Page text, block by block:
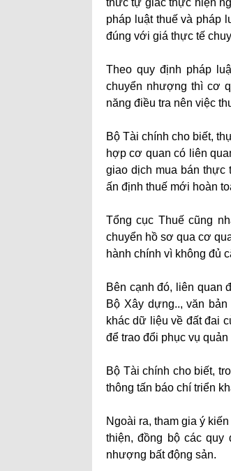
thức tự giác thực hiện
pháp luật thuế và pháp
đúng với giá thực tế
Theo quy định pháp
chuyển nhượng thì cơ
năng điều tra nên việc
Bộ Tài chính cho biết,
hợp cơ quan có liên
giao dịch mua bán thực
ấn định thuế mới hoàn
Tổng cục Thuế cũng
chuyển hồ sơ qua cơ
hành chính vì không đủ
Bên cạnh đó, liên quan
Bộ Xây dựng.., văn
khác dữ liệu về đất đai
để trao đổi phục vụ
Bộ Tài chính cho biết,
thông tấn báo chí triển
Ngoài ra, tham gia ý
thiện, đồng bộ các quy
nhượng bất động sản.